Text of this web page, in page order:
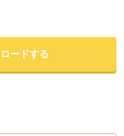
ードする